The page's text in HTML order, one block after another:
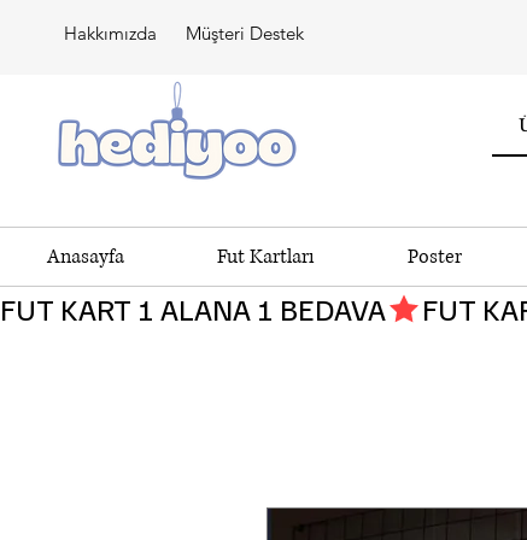
Hakkımızda Müşteri Destek
Anasayfa Fut Kartları Poster
FUT KART 1 ALANA 1 BEDAVA